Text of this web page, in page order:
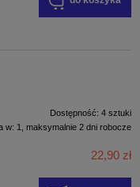
Dostępność: 4 sztuki
w: 1, maksymalnie 2 dni robocze
22,90 zł